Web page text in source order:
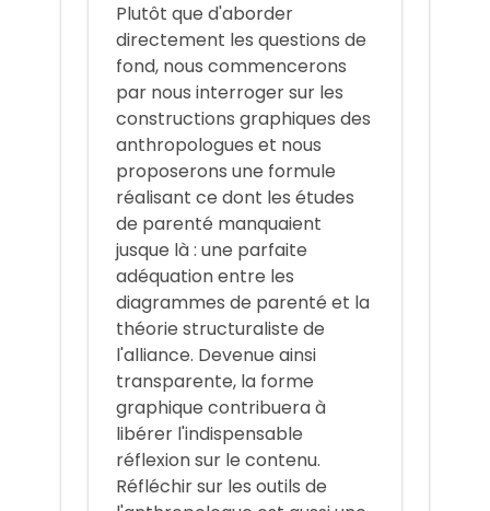
Plutôt que d'aborder
directement les questions de
fond, nous commencerons
par nous interroger sur les
constructions graphiques des
anthropologues et nous
proposerons une formule
réalisant ce dont les études
de parenté manquaient
jusque là : une parfaite
adéquation entre les
diagrammes de parenté et la
théorie structuraliste de
l'alliance. Devenue ainsi
transparente, la forme
graphique contribuera à
libérer l'indispensable
réflexion sur le contenu.
Réfléchir sur les outils de